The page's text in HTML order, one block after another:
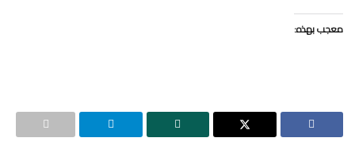
معجب بهذه: